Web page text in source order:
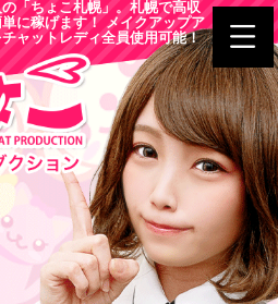
「ちょこ札幌」。札幌で高収
に稼げます！ メイクアップア
ャットレディ全員使用可能！